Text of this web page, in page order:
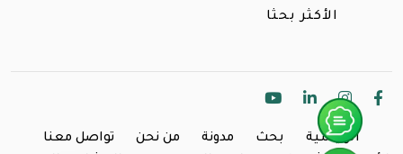
الأكثر بحثا
الرئيسية بحث مدونة من نحن
تواصل معنا